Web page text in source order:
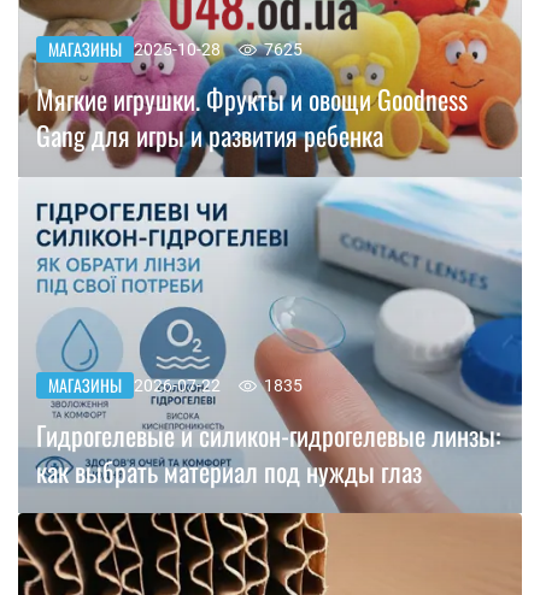
МАГАЗИНЫ 2025-10-28 7625
Мягкие игрушки. Фрукты и овощи Goodness
Gang для игры и развития ребенка
МАГАЗИНЫ 2026-07-22 1835
Гидрогелевые и силикон-гидрогелевые линзы:
как выбрать материал под нужды глаз